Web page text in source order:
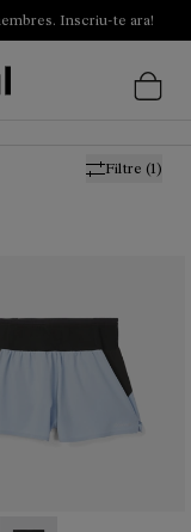
Inscriu-te ara!
Filtre (1)